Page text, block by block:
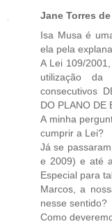
Jane Torres
Isa Musa é
ela pela
A Lei 109/
utilização da
consecutivos
DO PLANO DE
A minha
cumprir a Lei?
Já se
e 2009) e até
Especial para
Marcos, a
nesse sentido?
Como